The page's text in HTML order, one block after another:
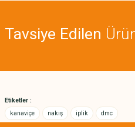
Ürün açıklamasında eksik bilgiler
Tavsiye Edilen
Etiketler :
kanaviçe
nakış iplik dmc